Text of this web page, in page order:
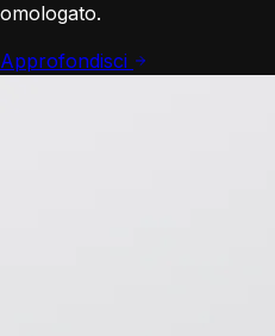
omologato.
Approfondisci